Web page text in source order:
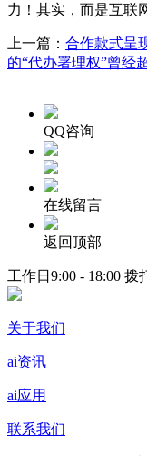
力！其实，而是互联
上一篇： 合作款式呈
的“代办署理权”曾经
QQ咨询
在线留言
返回顶部
工作日9:00 - 18:00 拨
关于我们
ai资讯
ai应用
联系我们